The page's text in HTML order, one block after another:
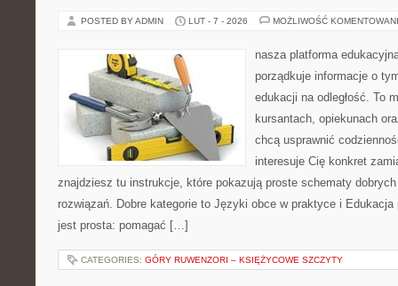
POSTED BY ADMIN LUT - 7 - 2026 MOŻLIWOŚĆ
nasza platforma
porządkuje informacje o
edukacji na odległość. To
kursantach, opiekunach
chcą usprawnić
interesuje Cię konkret
znajdziesz tu instrukcje, które pokazują proste schematy
rozwiązań. Dobre kategorie to Języki obce w praktyce i Edukacja
jest prosta: pomagać […]
CATEGORIES: GÓRY RUWENZORI – KSIĘŻYCOWE SZCZYTY